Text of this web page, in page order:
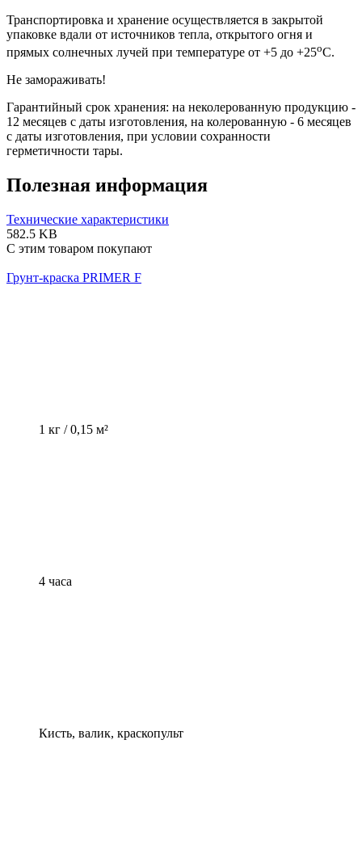
Транспортировка и хранение осуществляется в закрытой
упаковке вдали от источников тепла, открытого огня и
прямых солнечных лучей при температуре от +5 до +25оС.
Не замораживать!
Гарантийный срок хранения: на неколерованную продукцию -
12 месяцев с даты изготовления, на колерованную - 6 месяцев
с даты изготовления, при условии сохранности
герметичности тары.
Полезная информация
Технические характеристики
582.5 KB
С этим товаром покупают
Грунт-краска PRIMER F
1 кг / 0,15 м²
4 часа
Кисть, валик, краскопульт